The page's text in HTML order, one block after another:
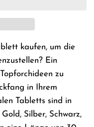
kaufen, um die
Ein
zu
in Ihrem
Tabletts sind in
Silber, Schwarz,